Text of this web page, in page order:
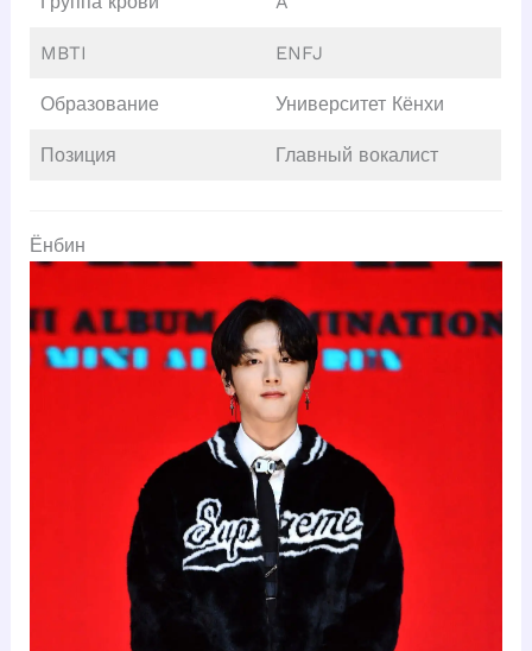
MBTI ENFJ
Образование Университет Кёнхи
Позиция Главный вокалист
Ёнбин